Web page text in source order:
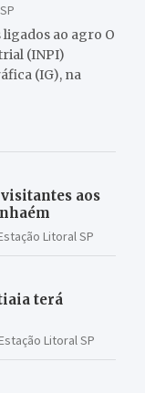
ligados ao agro O
(INPI)
(IG), na
aos
Litoral SP
terá
Litoral SP